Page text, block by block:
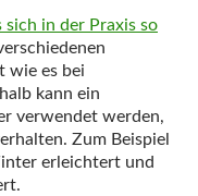
in der Praxis so
wie es bei
kann ein
verwendet werden,
Zum Beispiel
erleichtert und